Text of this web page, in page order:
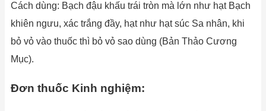
Cách dùng: Bạch đậu khấu trái tròn mà lớn như hạt Bạch
khiên ngưu, xác trắng đầy, hạt như hạt súc Sa nhân, khi
bỏ vỏ vào thuốc thì bỏ vỏ sao dùng (Bản Thảo Cương
Mục).
Đơn thuốc Kinh nghiệm: